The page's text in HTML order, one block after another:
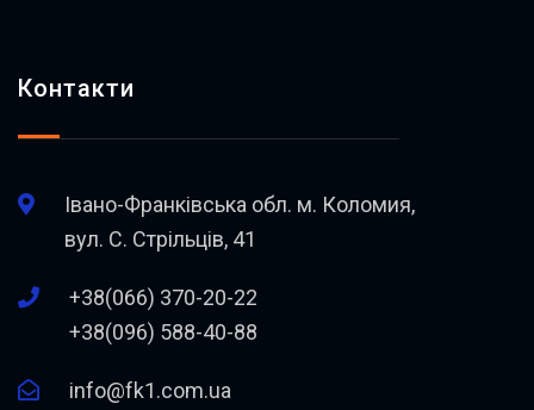
Контакти
Івано-Франківська обл. м. Коломия,
вул. С. Стрільців, 41
+38(066) 370-20-22
+38(096) 588-40-88
info@fk1.com.ua